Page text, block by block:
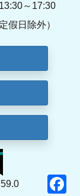
～17:30
假日除外）